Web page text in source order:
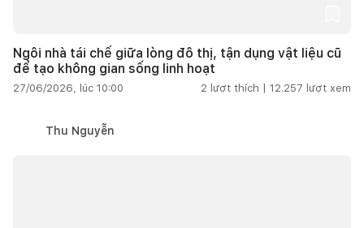
Ngôi nhà tái chế giữa lòng đô thị, tận dụng vật liệu cũ
để tạo không gian sống linh hoạt
27/06/2026, lúc 10:00 2 lượt thích | 12.257 lượt xem
Thu Nguyễn